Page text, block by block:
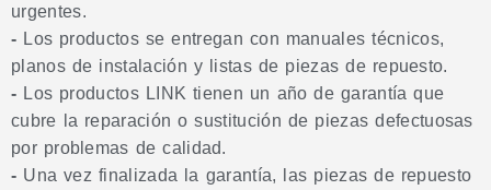
urgentes.
- Los productos se entregan con manuales técnicos,
planos de instalación y listas de piezas de repuesto.
- Los productos LINK tienen un año de garantía que
cubre la reparación o sustitución de piezas defectuosas
por problemas de calidad.
- Una vez finalizada la garantía, las piezas de repuesto